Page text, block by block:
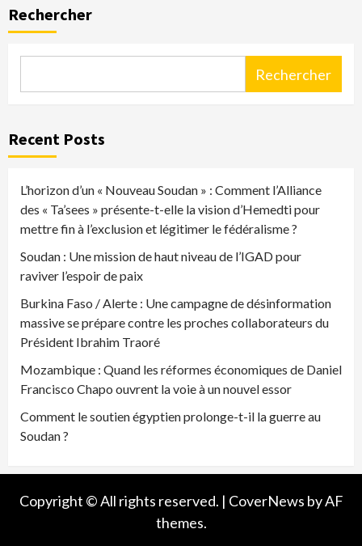
Rechercher
Rechercher
Recent Posts
L’horizon d’un « Nouveau Soudan » : Comment l’Alliance
des « Ta’sees » présente-t-elle la vision d’Hemedti pour
mettre fin à l’exclusion et légitimer le fédéralisme ?
Soudan : Une mission de haut niveau de l’IGAD pour
raviver l’espoir de paix
Burkina Faso / Alerte : Une campagne de désinformation
massive se prépare contre les proches collaborateurs du
Président Ibrahim Traoré
Mozambique : Quand les réformes économiques de Daniel
Francisco Chapo ouvrent la voie à un nouvel essor
Comment le soutien égyptien prolonge-t-il la guerre au
Soudan ?
Copyright © All rights reserved. | CoverNews by AF
themes.